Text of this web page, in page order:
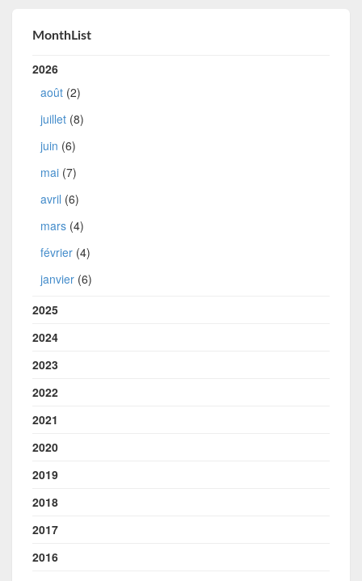
MonthList
2026
août (2)
juillet (8)
juin (6)
mai (7)
avril (6)
mars (4)
février (4)
janvier (6)
2025
2024
2023
2022
2021
2020
2019
2018
2017
2016